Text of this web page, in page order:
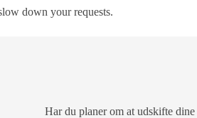
down your requests.
Har du planer om at udskifte